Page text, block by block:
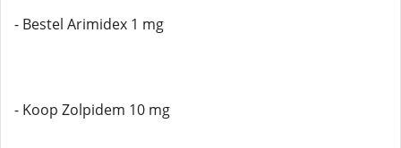
- Bestel Arimidex 1 mg
- Koop Zolpidem 10 mg